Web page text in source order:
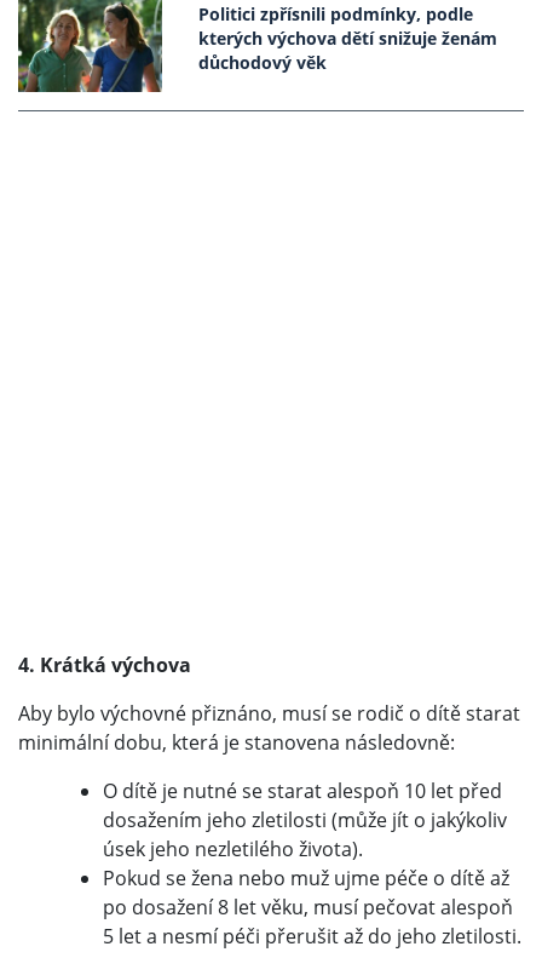
Politici zpřísnili podmínky, podle
kterých výchova dětí snižuje ženám
důchodový věk
4. Krátká výchova
Aby bylo výchovné přiznáno, musí se rodič o dítě starat
minimální dobu, která je stanovena následovně:
O dítě je nutné se starat alespoň 10 let před
dosažením jeho zletilosti (může jít o jakýkoliv
úsek jeho nezletilého života).
Pokud se žena nebo muž ujme péče o dítě až
po dosažení 8 let věku, musí pečovat alespoň
5 let a nesmí péči přerušit až do jeho zletilosti.